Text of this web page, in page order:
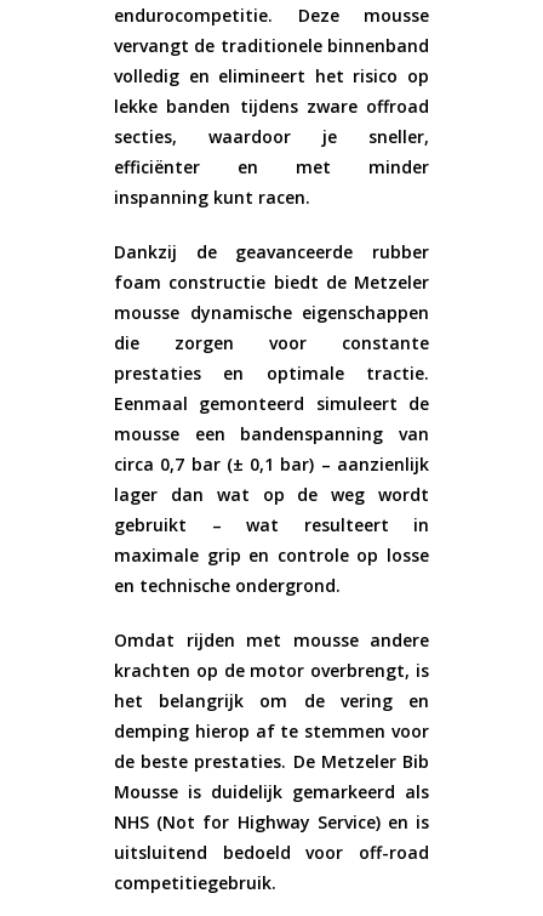
endurocompetitie. Deze mousse
vervangt de traditionele binnenband
volledig en elimineert het risico op
lekke banden tijdens zware offroad
secties, waardoor je sneller,
efficiënter en met minder
inspanning kunt racen.
Dankzij de geavanceerde rubber
foam constructie biedt de Metzeler
mousse dynamische eigenschappen
die zorgen voor constante
prestaties en optimale tractie.
Eenmaal gemonteerd simuleert de
mousse een bandenspanning van
circa 0,7 bar (± 0,1 bar) – aanzienlijk
lager dan wat op de weg wordt
gebruikt – wat resulteert in
maximale grip en controle op losse
en technische ondergrond.
Omdat rijden met mousse andere
krachten op de motor overbrengt, is
het belangrijk om de vering en
demping hierop af te stemmen voor
de beste prestaties. De Metzeler Bib
Mousse is duidelijk gemarkeerd als
NHS (Not for Highway Service)en is
uitsluitend bedoeld voor off-road
competitiegebruik.